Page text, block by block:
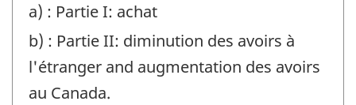
a) : Partie I: achat
b) : Partie II: diminution des avoirs à
l'étranger and augmentation des avoirs
au Canada.